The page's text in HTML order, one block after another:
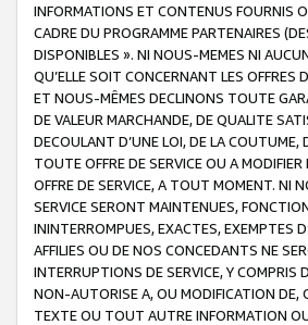
INFORMATIONS ET CONTENUS FOURNIS
CADRE DU PROGRAMME PARTENAIRES
DISPONIBLES ». NI NOUS-MEMES NI
QU’ELLE SOIT CONCERNANT LES OFFRES
ET NOUS-MÊMES DECLINONS TOUTE
DE VALEUR MARCHANDE, DE QUALITE
DECOULANT D’UNE LOI, DE LA
TOUTE OFFRE DE SERVICE OU A
OFFRE DE SERVICE, A TOUT MOMENT. NI
SERVICE SERONT MAINTENUES,
ININTERROMPUES, EXACTES, EXEMPTES
AFFILIES OU DE NOS CONCEDANTS NE
INTERRUPTIONS DE SERVICE, Y COMPRIS
NON-AUTORISE A, OU MODIFICATION DE,
TEXTE OU TOUT AUTRE INFORMATION